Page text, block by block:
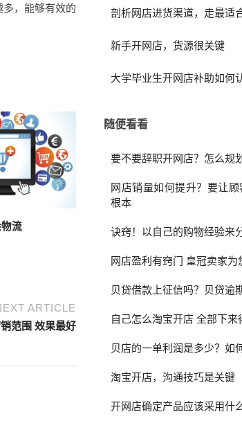
，能够有效的
流
ARTICLE
范围 效果最好
剖析网店进货渠道，走最适
新手开网店，货源很关键
大学毕业生开网店补助如何
随便看看
要不要辞职开网店？怎么规
网店销量如何提升？要让
根本
诀窍！以自己的购物经验来
网店盈利有窍门 皇冠卖家为
贝贷借款上征信吗？贝贷逾
自己怎么淘宝开店 全部下来
贝店的一单利润是多少？如
淘宝开店，沟通技巧是关键
开网店确定产品应该采用什